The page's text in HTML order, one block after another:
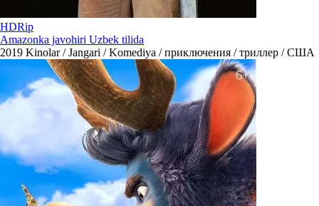
HDRip
Amazonka javohiri Uzbek tilida
2019 Kinolar / Jangari / Komediya / приключения / триллер / США